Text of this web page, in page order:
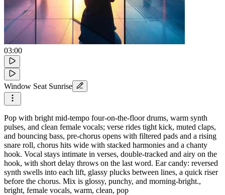
03:00
Window Seat Sunrise
Pop with bright mid-tempo four-on-the-floor drums, warm synth
pulses, and clean female vocals; verse rides tight kick, muted claps,
and bouncing bass, pre-chorus opens with filtered pads and a rising
snare roll, chorus hits wide with stacked harmonies and a chanty
hook. Vocal stays intimate in verses, double-tracked and airy on the
hook, with short delay throws on the last word. Ear candy: reversed
synth swells into each lift, glassy plucks between lines, a quick riser
before the chorus. Mix is glossy, punchy, and morning-bright.,
bright, female vocals, warm, clean, pop